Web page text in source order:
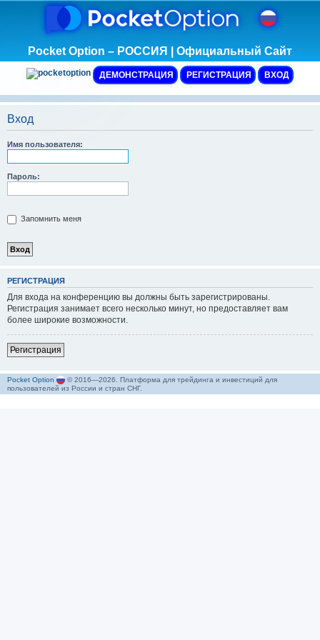
Pocket Option – РОССИЯ | Официальный Сайт
ДЕМОНСТРАЦИЯ РЕГИСТРАЦИЯ ВХОД
Вход
Имя пользователя:
Пароль:
Запомнить меня
РЕГИСТРАЦИЯ
Для входа на конференцию вы должны быть зарегистрированы.
Регистрация занимает всего несколько минут, но предоставляет вам
более широкие возможности.
Регистрация
Pocket Option
© 2016—2026. Платформа для трейдинга и инвестиций для
пользователей из России и стран СНГ.